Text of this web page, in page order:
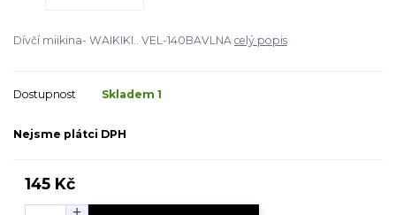
Dívčí miikina- WAIKIKI.. VEL-140BAVLNA celý popis
Dostupnost Skladem 1
Nejsme plátci DPH
145 Kč